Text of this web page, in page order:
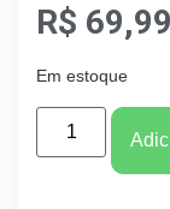
R$ 69,99
Em estoque